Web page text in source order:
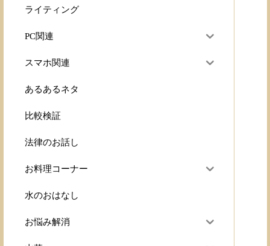
ライティング
PC関連
スマホ関連
あるあるネタ
比較検証
法律のお話し
お料理コーナー
水のおはなし
お悩み解消